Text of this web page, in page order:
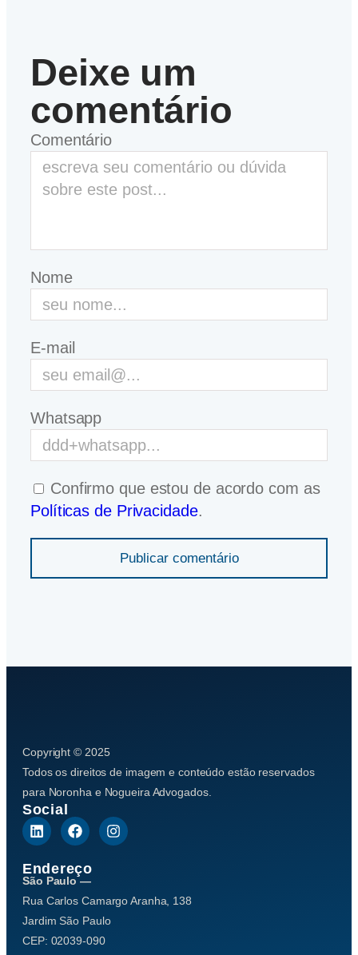
Deixe um
comentário
Comentário
Nome
E-mail
Whatsapp
Confirmo que estou de acordo com as
Políticas de Privacidade.
Publicar comentário
Copyright © 2025
Todos os direitos de imagem e conteúdo estão reservados
para Noronha e Nogueira Advogados.
Social
Endereço
São Paulo —
Rua Carlos Camargo Aranha, 138
Jardim São Paulo
CEP: 02039-090